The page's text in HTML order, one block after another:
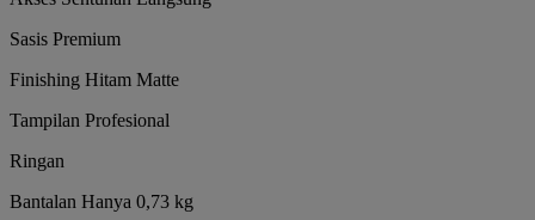
Sasis Premium
Finishing Hitam Matte
Tampilan Profesional
Ringan
Bantalan Hanya 0,73 kg